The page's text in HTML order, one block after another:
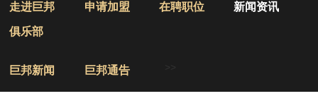
走进巨邦 申请加盟 在聘职位 新闻资讯
俱乐部
巨邦新闻 巨邦通告